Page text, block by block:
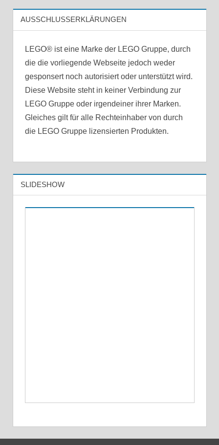
AUSSCHLUSSERKLÄRUNGEN
LEGO® ist eine Marke der LEGO Gruppe, durch
die die vorliegende Webseite jedoch weder
gesponsert noch autorisiert oder unterstützt wird.
Diese Website steht in keiner Verbindung zur
LEGO Gruppe oder irgendeiner ihrer Marken.
Gleiches gilt für alle Rechteinhaber von durch
die LEGO Gruppe lizensierten Produkten.
SLIDESHOW